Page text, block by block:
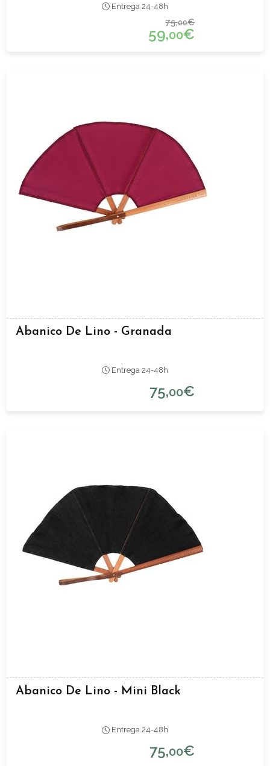
Entrega 24-48h
75,00€
59,00€
Abanico De Lino - Granada
Entrega 24-48h
75,00€
Abanico De Lino - Mini Black
Entrega 24-48h
75,00€